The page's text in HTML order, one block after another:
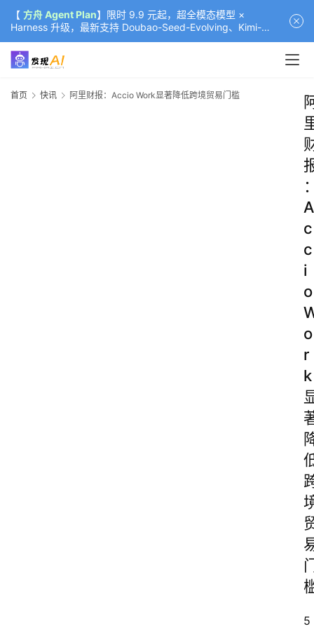
【 方舟 Agent Plan】限时 9.9 元起，超全模态模型 ×
Harness 升级，最新支持 Doubao-Seed-Evolving、Kimi-
K3（部分）、GLM-5.2
首页 快讯 阿里财报：Accio Work显著降低跨境贸易门槛
A
c
c
i
o
o
r
k
5